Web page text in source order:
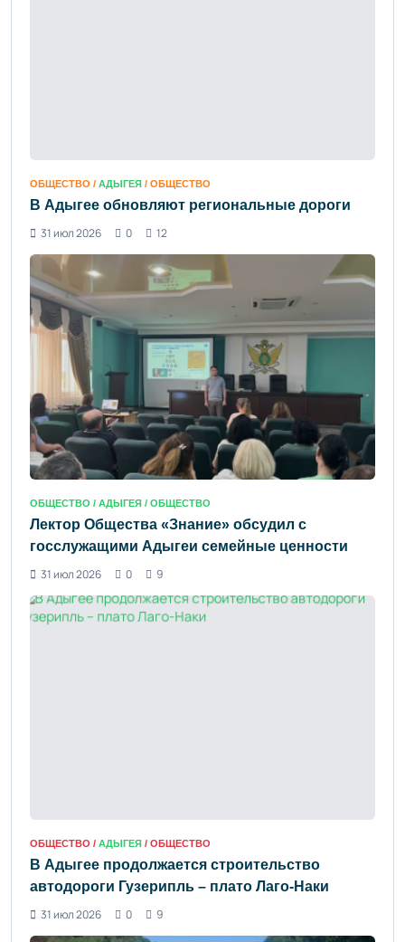
ОБЩЕСТВО / АДЫГЕЯ / ОБЩЕСТВО
В Адыгее обновляют региональные дороги
31 июл 2026
0 12
ОБЩЕСТВО / АДЫГЕЯ / ОБЩЕСТВО
Лектор Общества «Знание» обсудил с
госслужащими Адыгеи семейные ценности
31 июл 2026
0 9
ОБЩЕСТВО / АДЫГЕЯ / ОБЩЕСТВО
В Адыгее продолжается строительство
автодороги Гузерипль – плато Лаго-Наки
31 июл 2026
0 9